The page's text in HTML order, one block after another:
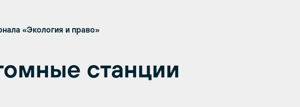
«Экология и право»
станции